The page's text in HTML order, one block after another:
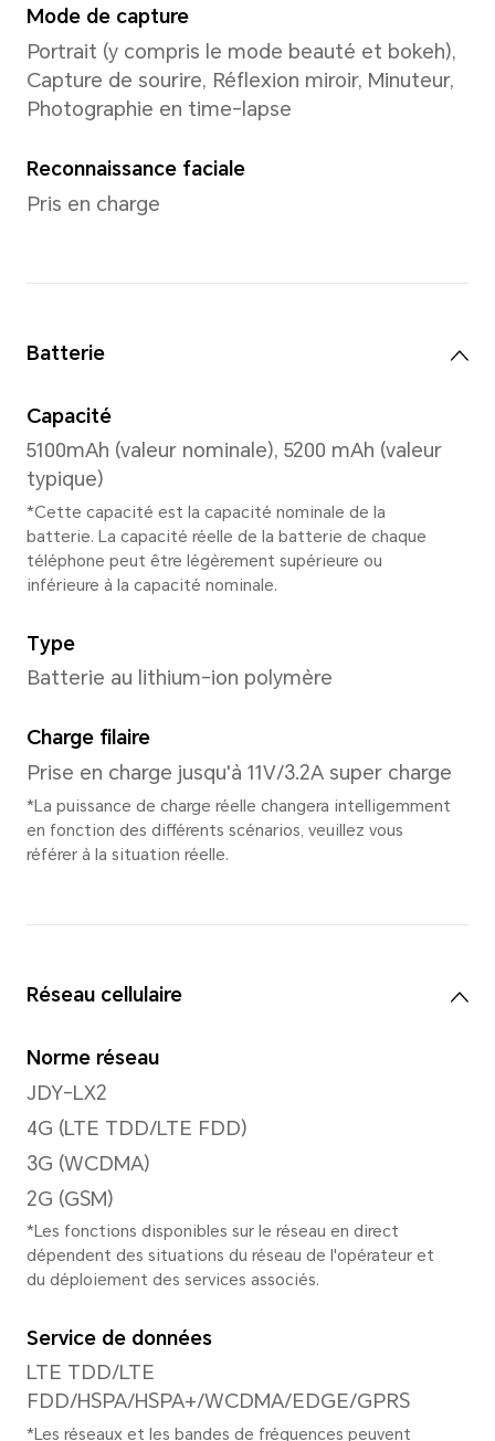
Mémoire
Appareil photo arrière
Appareil photo arrière
Caméra principale 50MP (f/
profondeur 2MP (f/2.4)
Vidéo
720/1080P@30fps
Mode de mise au point
10X zoom digital
Résolution d'image
Supporté 8160*6120 pixels